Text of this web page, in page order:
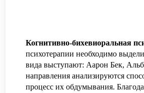
Когнитивно-бихевиоральная
психотерапии необходимо
вида выступают: Аарон Бек,
направления анализируются
процесс их обдумывания.